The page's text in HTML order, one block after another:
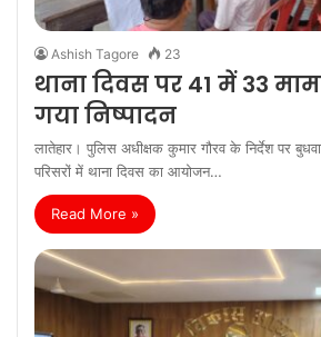
Ashish Tagore 23
थाना दिवस पर 41 में 33
गया निष्‍पादन
लातेहार। पुलिस अधीक्षक कुमार गौरव के निर्देश पर
परिसरों में थाना दिवस का आयोजन…
Read More »